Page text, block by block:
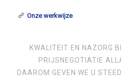
Onze werkwijze
KWALITEIT EN NAZORG
PRIJSNEGOTIATIE
DAAROM GEVEN WE U